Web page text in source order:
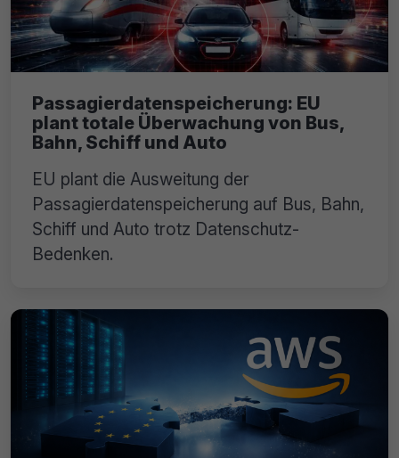
Passagierdatenspeicherung: EU
plant totale Überwachung von Bus,
Bahn, Schiff und Auto
EU plant die Ausweitung der
Passagierdatenspeicherung auf Bus, Bahn,
Schiff und Auto trotz Datenschutz-
Bedenken.